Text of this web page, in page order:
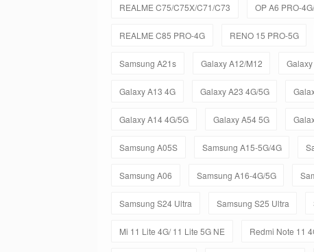
REALME C75/C75X/C71/C73 OP A6 PRO-
REALME C85 PRO-4G RENO 15 PRO-5G
Samsung A21s Galaxy A12/M12
Galaxy A13 4G Galaxy A23 4G/5G
Galaxy A14 4G/5G Galaxy A54 5G
Samsung A05S Samsung A15-5G/4G
Samsung A06 Samsung A16-4G/5G
Samsung S24 Ultra Samsung S25 Ultra
Mi 11 Lite 4G/ 11 Lite 5G NE Redmi Note 11